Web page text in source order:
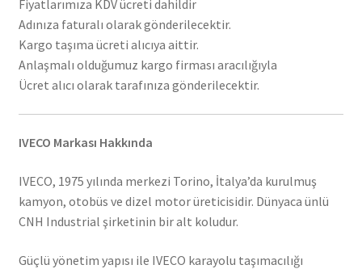
Fiyatlarımıza KDV ücreti dahildir
Adınıza faturalı olarak gönderilecektir.
Kargo taşıma ücreti alıcıya aittir.
Anlaşmalı olduğumuz kargo firması aracılığıyla
Ücret alıcı olarak tarafınıza gönderilecektir.
IVECO Markası Hakkında
IVECO, 1975 yılında merkezi Torino, İtalya’da kurulmuş
kamyon, otobüs ve dizel motor üreticisidir. Dünyaca ünlü
CNH Industrial şirketinin bir alt koludur.
Güçlü yönetim yapısı ile IVECO karayolu taşımacılığı